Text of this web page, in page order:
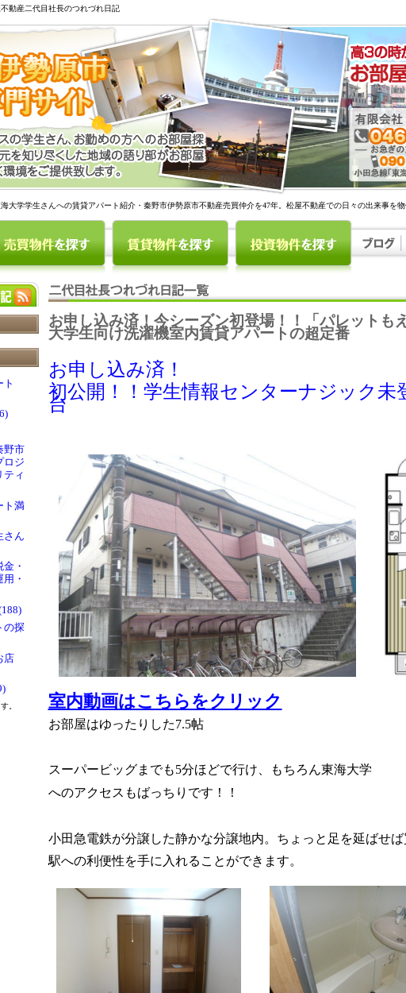
動産二代目社長のつれづれ日記
大学学生さんへの賃貸アパート紹介・秦野市伊勢原市不動産売買仲介を47年。松屋不動産での日々の出来事を
お申し込み済！今シーズン初登場！！「パレットも
大学生向け洗濯機室内賃貸アパートの超定番
お申し込み済！
初公開！！学生情報センターナジック未
台
室内動画はこちらをクリック
お部屋はゆったりした7.5帖
スーパービッグまでも5分ほどで行け、もちろん東海大学
へのアクセス もばっちりです！！
小田急電鉄が分譲した静かな分譲地内。ちょっと足を延ばせ
駅への利便性を手に入れることができます。
ト
野市
ロジ
ティ
ト満
さん
・
・
の探
店
。